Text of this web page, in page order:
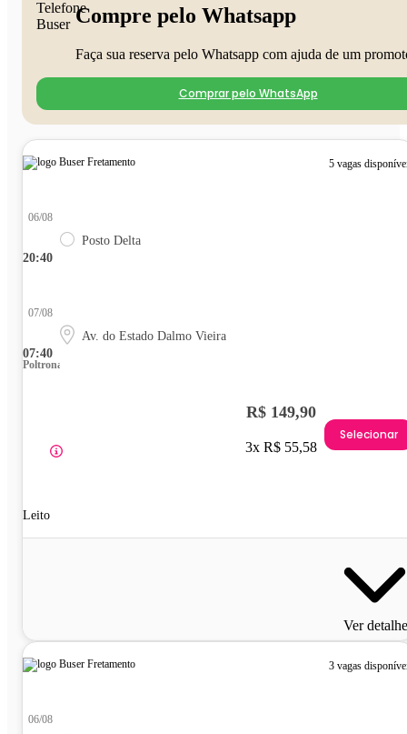
Compre pelo Whatsapp
Faça sua reserva pelo Whatsapp com ajuda de um
Comprar pelo WhatsApp
5 vagas
20:40
06/08
Posto Delta
07:40
07/08
Av. do Estado Dalmo Vieira
Poltrona
Leito
R$ 149,90
3x R$ 55,58
Selecionar
Ver
3 vagas
06/08